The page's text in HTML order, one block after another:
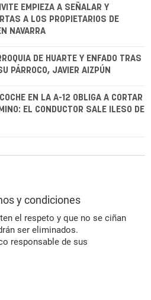
EMPIEZA A SEÑALAR Y
A LOS PROPIETARIOS DE
NAVARRA
DE HUARTE Y ENFADO TRAS
PÁRROCO, JAVIER AIZPÚN
EN LA A-12 OBLIGA A CORTAR
EL CONDUCTOR SALE ILESO DE
y condiciones
el respeto y que no se ciñan
ser eliminados.
responsable de sus